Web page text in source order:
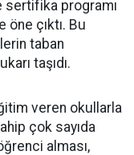
sertifika programı
çıktı. Bu
taban
taşıdı.
veren okullarla
çok sayıda
alması,